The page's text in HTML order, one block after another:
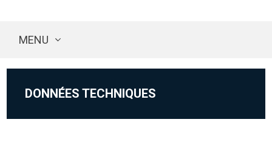
MENU
DONNÉES TECHNIQUES